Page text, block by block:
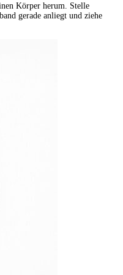
Körper herum. Stelle
gerade anliegt und ziehe